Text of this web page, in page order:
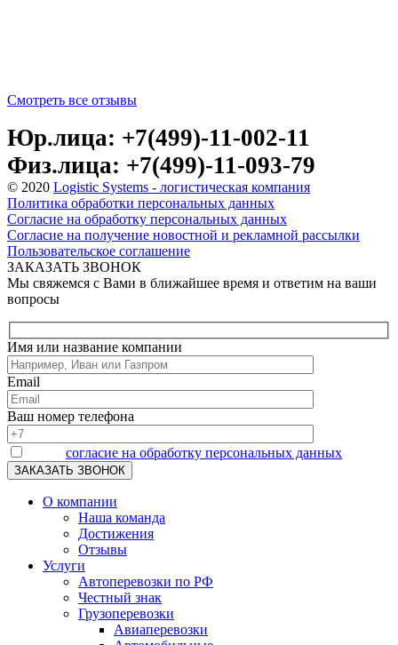
Смотреть все отзывы
Юр.лица: +7(499)-11-002-11
Физ.лица: +7(499)-11-093-79
© 2020 Logistic Systems - логистическая компания
Политика обработки персональных данных
Согласие на обработку персональных данных
Согласие на получение новостной и рекламной рассылки
Пользовательское соглашение
ЗАКАЗАТЬ ЗВОНОК
Мы свяжемся с Вами в ближайшее время и ответим на ваши
вопросы
Имя или название компании
Email
Ваш номер телефона
согласие на обработку персональных данных
О компании
Наша команда
Достижения
Отзывы
Услуги
Автоперевозки по РФ
Честный знак
Грузоперевозки
Авиаперевозки